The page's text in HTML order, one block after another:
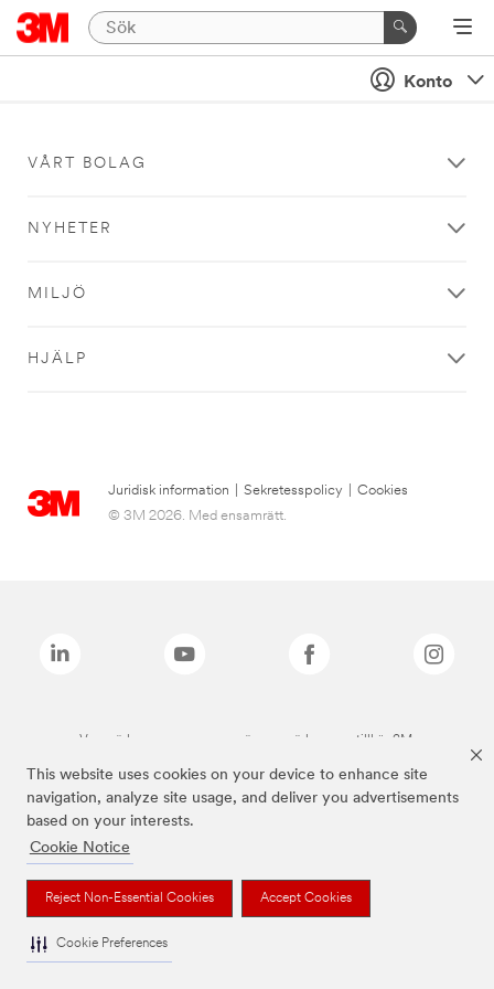
This website uses cookies on your device to enhance site
navigation, analyze site usage, and deliver you advertisements
based on your interests.
Cookie Notice
Reject Non-Essential Cookies Accept Cookies
Cookie Preferences
Konto
VÅRT BOLAG
NYHETER
MILJÖ
HJÄLP
Juridisk information Sekretesspolicy
Cookies
© 3M 2026. Med ensamrätt.
Varumärken som anges ovan är varumärken som tillhör 3M.